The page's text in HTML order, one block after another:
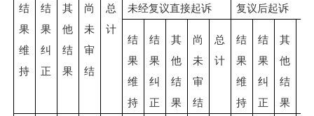
结
果
维
持
结
果
纠
正
其
他
结
果
尚
未
审
结
总
计
未经复议直接起诉 复议后起诉
结
果
维
持
结
果
纠
正
其
他
结
果
尚
未
审
结
总
计
结
果
维
持
结
果
纠
正
其
他
结
果